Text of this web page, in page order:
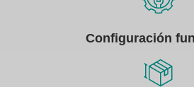
Configuración